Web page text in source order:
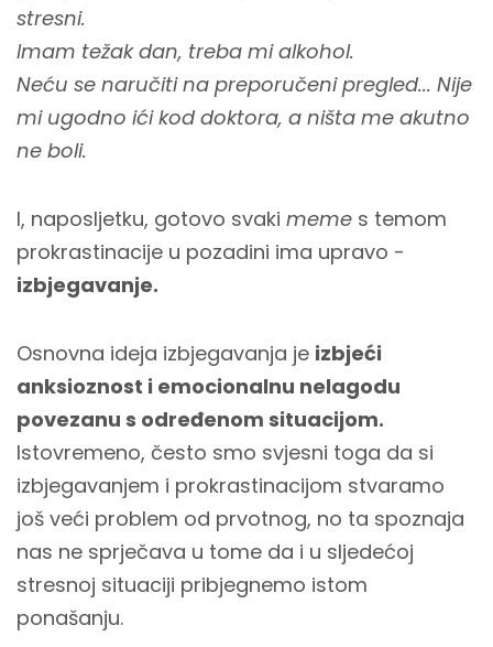
stresni.
Imam težak dan, treba mi alkohol.
Neću se naručiti na preporučeni pregled... Nije
mi ugodno ići kod doktora, a ništa me akutno
ne boli.
I, naposljetku, gotovo svaki meme s temom
prokrastinacije u pozadini ima upravo -
izbjegavanje.
Osnovna ideja izbjegavanja je izbjeći
anksioznost i emocionalnu nelagodu
povezanu s određenom situacijom.
Istovremeno, često smo svjesni toga da si
izbjegavanjem i prokrastinacijom stvaramo
još veći problem od prvotnog, no ta spoznaja
nas ne sprječava u tome da i u sljedećoj
stresnoj situaciji pribjegnemo istom
ponašanju.